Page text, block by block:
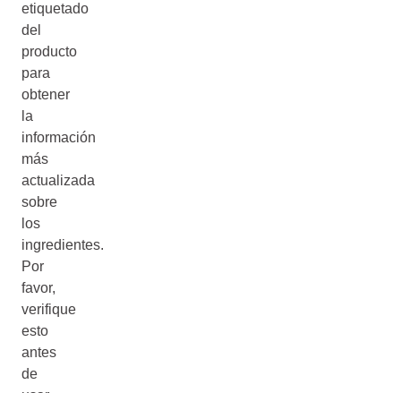
etiquetado
del
producto
para
obtener
la
información
más
actualizada
sobre
los
ingredientes.
Por
favor,
verifique
esto
antes
de